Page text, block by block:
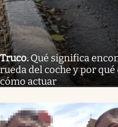
Truco.Qué significa
rueda del coche y por
cómo actuar